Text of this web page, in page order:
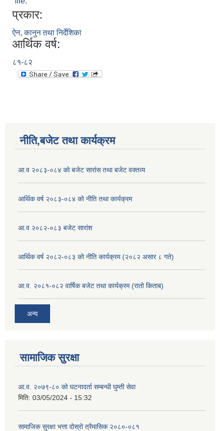
प्रकार:
ऐन, कानुन तथा निर्देशिका
आर्थिक वर्ष:
८१-८२
नीति,बजेट तथा कार्यक्रम
आ.व २०८३-०८४ को बजेट सारांस तथा बजेट वक्तव्य
आर्थिक वर्ष २०८३-०८४ को नीति तथा कार्यक्रम
आ.व २०८२-०८३ बजेट सारांश
आर्थिक वर्ष २०८२-०८३ को नीति कार्यक्रम (२०८२ असार ८ गते)
आ.व. २०८१-०८२ वार्षिक बजेट तथा कार्यक्रम (रातो किताब)
अन्य
सामाजिक सुरक्षा
आ.व. २०७९-८० को घटनादर्ता सम्बन्धी घुम्ती सेवा
मिति: 03/05/2024 - 15:32
सामाजिक सुरक्षा भत्ता दोस्रो त्रैमासिक २०८०-०८१